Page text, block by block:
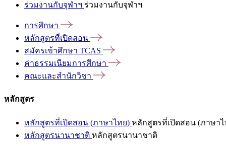
ร่วมงานกับจุฬาฯ ร่วมงานกับจุฬาฯ
การศึกษา
หลักสูตรที่เปิดสอน
สมัครเข้าศึกษา TCAS
ค่าธรรมเนียมการศึกษา
คณะและสำนักวิชา
หลักสูตร
หลักสูตรที่เปิดสอน (ภาษาไทย) หลักสูตรที่เปิดสอน (ภาษาไ
หลักสูตรนานาชาติ หลักสูตรนานาชาติ